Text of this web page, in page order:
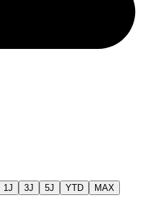
1J 3J 5J YTD MAX